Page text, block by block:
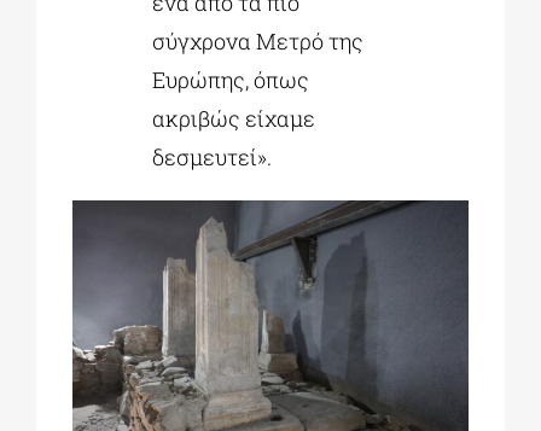
σύγχρονα Μετρό της
Ευρώπης, όπως
ακριβώς είχαμε
δεσμευτεί».